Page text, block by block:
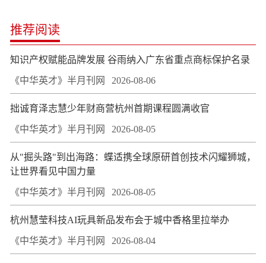
推荐阅读
知识产权赋能品牌发展 谷雨纳入广东省重点商标保护名录
《中华英才》半月刊网 2026-08-06
拙诚育泽志慧少年财商营杭州首期课程圆满收官
《中华英才》半月刊网 2026-08-05
从"掘头路"到出海路：蝶适携全球原研首创技术闪耀狮城，
让世界看见中国力量
《中华英才》半月刊网 2026-08-05
杭州慧莹科技AI玩具新品发布会于城中香格里拉举办
《中华英才》半月刊网 2026-08-04